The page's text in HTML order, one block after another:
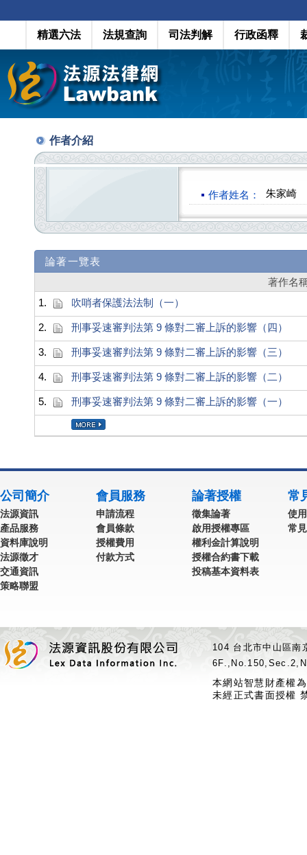
精選六法 法規查詢 司法判解 行政函釋
作者介紹
作者姓名： 朱家崎
論著一覽表
著作名
1.
吹哨者保護法法制（一）
2. 刑事妥速審判法第 9 條對二審上訴的影響（四）
3. 刑事妥速審判法第 9 條對二審上訴的影響（三）
4. 刑事妥速審判法第 9 條對二審上訴的影響（二）
5. 刑事妥速審判法第 9 條對二審上訴的影響（一）
公司簡介
法源資訊
產品服務
資料庫說明
法源徵才
交通資訊
策略聯盟
會員服務
申請流程
會員條款
授權費用
付款方式
論著授權
徵集論著
啟用授權專區
權利金計算說明
授權合約書下載
投稿基本資料表
常
使
常
104 台北市中山區
本網站智慧財產權
未經正式書面授權